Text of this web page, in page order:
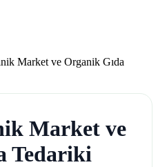
Market ve Organik Gıda
Market ve
Tedariki